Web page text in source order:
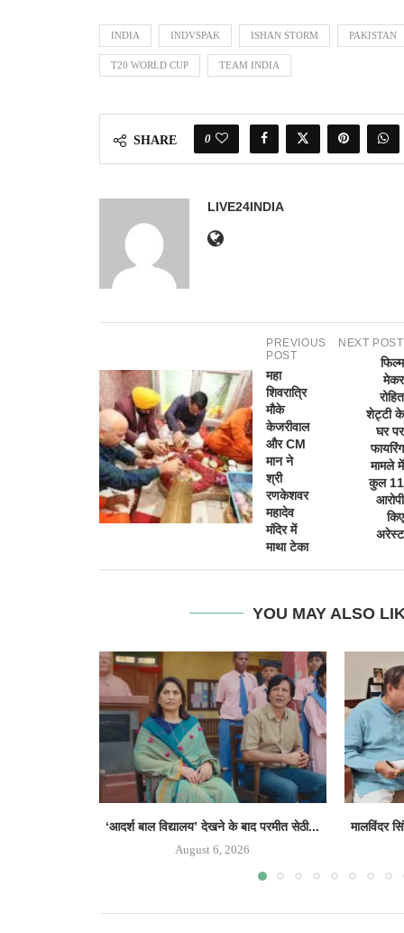
INDIA INDVSPAK ISHAN STORM PAKISTAN
T20 WORLD CUP TEAM INDIA
SHARE 0
LIVE24INDIA
PREVIOUS
POST
महा
शिवरात्रि
मौके
केजरीवाल
और CM
मान ने
श्री
रणकेशवर
महादेव
मंदिर में
माथा टेका
NEXT POST
फिल्म
मेकर
रोहित
शेट्टी के
घर पर
फायरिंग
मामले में
कुल 11
आरोपी
किए
अरेस्ट
YOU MAY ALSO
‘आदर्श बाल विद्यालय’ देखने के बाद परमीत सेठी...
August 6, 2026
मालविंदर